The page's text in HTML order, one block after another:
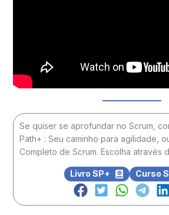
Se quiser se aprofundar no Scrum,
Path+ : Seu caminho para agilidade,
Completo de Scrum. Escolha através
Livro SP+ Curso